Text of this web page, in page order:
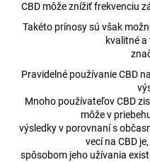
CBD môže znížiť frekvenciu
Takéto prínosy sú však
kvalitné
Pravidelné používanie CBD
Mnoho používateľov CBD
môže v
výsledky v porovnaní s
vecí na CBD
spôsobom jeho užívania